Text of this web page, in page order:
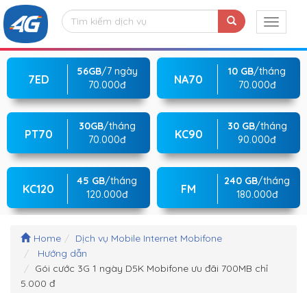
7ED
56GB/7 ngày
70.000đ
NA70
10 GB/tháng
70.000đ
PT70
30GB/tháng
70.000đ
KC90
30 GB/tháng
90.000đ
KC120
45 GB/tháng
120.000đ
FM
240 GB/tháng
180.000đ
Home
Dịch vụ Mobile Internet Mobifone
Hướng dẫn
Gói cước 3G 1 ngày D5K Mobifone ưu đãi 700MB chỉ
5.000 đ